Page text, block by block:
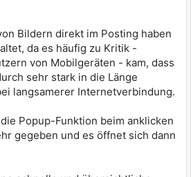
Bildern direkt im Posting haben
da es häufig zu Kritik -
von Mobilgeräten - kam, dass
sehr stark in die Länge
langsamerer Internetverbindung.
Popup-Funktion beim anklicken
gegeben und es öffnet sich dann